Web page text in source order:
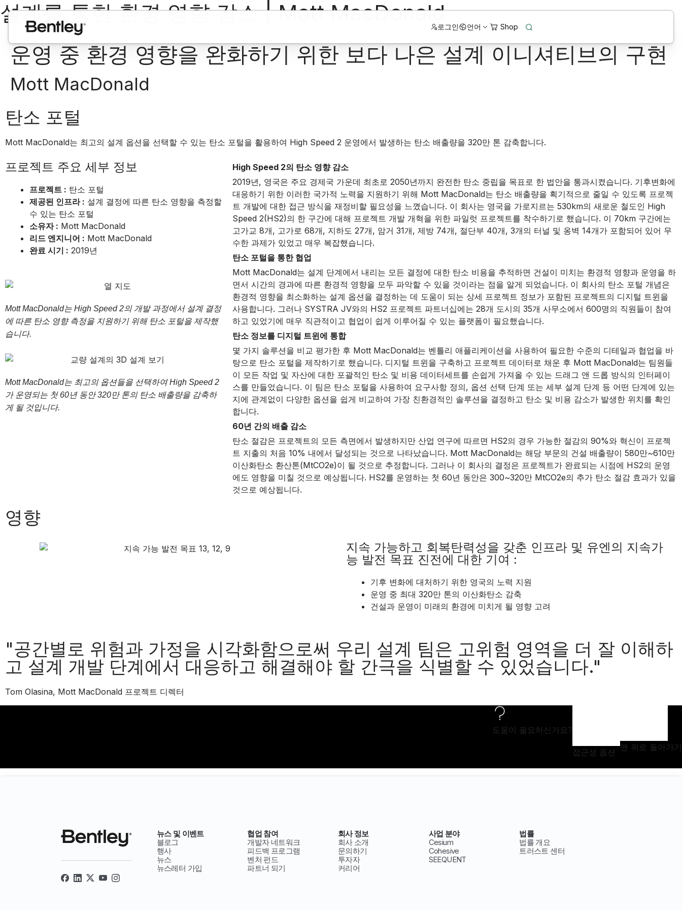
로그인 언어
설계를 통한 환경 영향 감소 | Mott MacDonald
운영 중 환경 영향을 완화하기 위한 보다 나은 설계 이니셔티브의 구현
Mott MacDonald
탄소 포털
Mott MacDonald는 최고의 설계 옵션을 선택할 수 있는 탄소 포털을 활용하여 High Speed 2 운영에서 발생하는 탄소 배출량을 320만 톤 감축합니다.
프로젝트 주요 세부 정보
프로젝트 : 탄소 포털
제공된 인프라 : 설계 결정에 따른 탄소 영향을 측정할
수 있는 탄소 포털
소유자 : Mott MacDonald
리드 엔지니어 : Mott MacDonald
완료 시기 : 2019년
Mott MacDonald는 High Speed 2의 개발 과정에서 설계 결정
에 따른 탄소 영향 측정을 지원하기 위해 탄소 포털을 제작했
습니다.
Mott MacDonald는 최고의 옵션들을 선택하여 High Speed 2
가 운영되는 첫 60년 동안 320만 톤의 탄소 배출량을 감축하
게 될 것입니다.
High Speed 2의 탄소 영향 감소
2019년, 영국은 주요 경제국 가운데 최초로 2050년까지 완전한 탄소 중립을 목표로 한 법안을 통과시켰습니다. 기후변화에
대응하기 위한 이러한 국가적 노력을 지원하기 위해 Mott MacDonald는 탄소 배출량을 획기적으로 줄일 수 있도록 프로젝
트 개발에 대한 접근 방식을 재정비할 필요성을 느꼈습니다. 이 회사는 영국을 가로지르는 530km의 새로운 철도인 High
Speed 2(HS2)의 한 구간에 대해 프로젝트 개발 개혁을 위한 파일럿 프로젝트를 착수하기로 했습니다. 이 70km 구간에는
고가교 8개, 고가로 68개, 지하도 27개, 암거 31개, 제방 74개, 절단부 40개, 3개의 터널 및 옹벽 14개가 포함되어 있어 무
수한 과제가 있었고 매우 복잡했습니다.
탄소 포털을 통한 협업
Mott MacDonald는 설계 단계에서 내리는 모든 결정에 대한 탄소 비용을 추적하면 건설이 미치는 환경적 영향과 운영을 하
면서 시간의 경과에 따른 환경적 영향을 모두 파악할 수 있을 것이라는 점을 알게 되었습니다. 이 회사의 탄소 포털 개념은
환경적 영향을 최소화하는 설계 옵션을 결정하는 데 도움이 되는 상세 프로젝트 정보가 포함된 프로젝트의 디지털 트윈을
사용합니다. 그러나 SYSTRA JV와의 HS2 프로젝트 파트너십에는 28개 도시의 35개 사무소에서 600명의 직원들이 참여
하고 있었기에 매우 직관적이고 협업이 쉽게 이루어질 수 있는 플랫폼이 필요했습니다.
탄소 정보를 디지털 트윈에 통합
몇 가지 솔루션을 비교 평가한 후 Mott MacDonald는 벤틀리 애플리케이션을 사용하여 필요한 수준의 디테일과 협업을 바
탕으로 탄소 포털을 제작하기로 했습니다. 디지털 트윈을 구축하고 프로젝트 데이터로 채운 후 Mott MacDonald는 팀원들
이 모든 작업 및 자산에 대한 포괄적인 탄소 및 비용 데이터세트를 손쉽게 가져올 수 있는 드래그 앤 드롭 방식의 인터페이
스를 만들었습니다. 이 팀은 탄소 포털을 사용하여 요구사항 정의, 옵션 선택 단계 또는 세부 설계 단계 등 어떤 단계에 있는
지에 관계없이 다양한 옵션을 쉽게 비교하여 가장 친환경적인 솔루션을 결정하고 탄소 및 비용 감소가 발생한 위치를 확인
합니다.
60년 간의 배출 감소
탄소 절감은 프로젝트의 모든 측면에서 발생하지만 산업 연구에 따르면 HS2의 경우 가능한 절감의 90%와 혁신이 프로젝
트 지출의 처음 10% 내에서 달성되는 것으로 나타났습니다. Mott MacDonald는 해당 부문의 건설 배출량이 580만~610만
이산화탄소 환산톤(MtCO2e)이 될 것으로 추정합니다. 그러나 이 회사의 결정은 프로젝트가 완료되는 시점에 HS2의 운영
에도 영향을 미칠 것으로 예상됩니다. HS2를 운영하는 첫 60년 동안은 300~320만 MtCO2e의 추가 탄소 절감 효과가 있을
것으로 예상됩니다.
영향
지속 가능하고 회복탄력성을 갖춘 인프라 및 유엔의 지속가
능 발전 목표 진전에 대한 기여 :
기후 변화에 대처하기 위한 영국의 노력 지원
운영 중 최대 320만 톤의 이산화탄소 감축
건설과 운영이 미래의 환경에 미치게 될 영향 고려
"공간별로 위험과 가정을 시각화함으로써 우리 설계 팀은 고위험 영역을 더 잘 이해하
고 설계 개발 단계에서 대응하고 해결해야 할 간극을 식별할 수 있었습니다."
Tom Olasina, Mott MacDonald 프로젝트 디렉터
도움이 필요하신가요?
접근성 옵션 맨 위로 돌아가기
뉴스 및 이벤트
블로그
행사
뉴스
뉴스레터 가입
협업 참여
개발자 네트워크
피드백 프로그램
벤처 펀드
파트너 되기
회사 정보
회사 소개
문의하기
투자자
커리어
사업 분야
Cesium
Cohesive
SEEQUENT
법률
법률 개요
트러스트 센터